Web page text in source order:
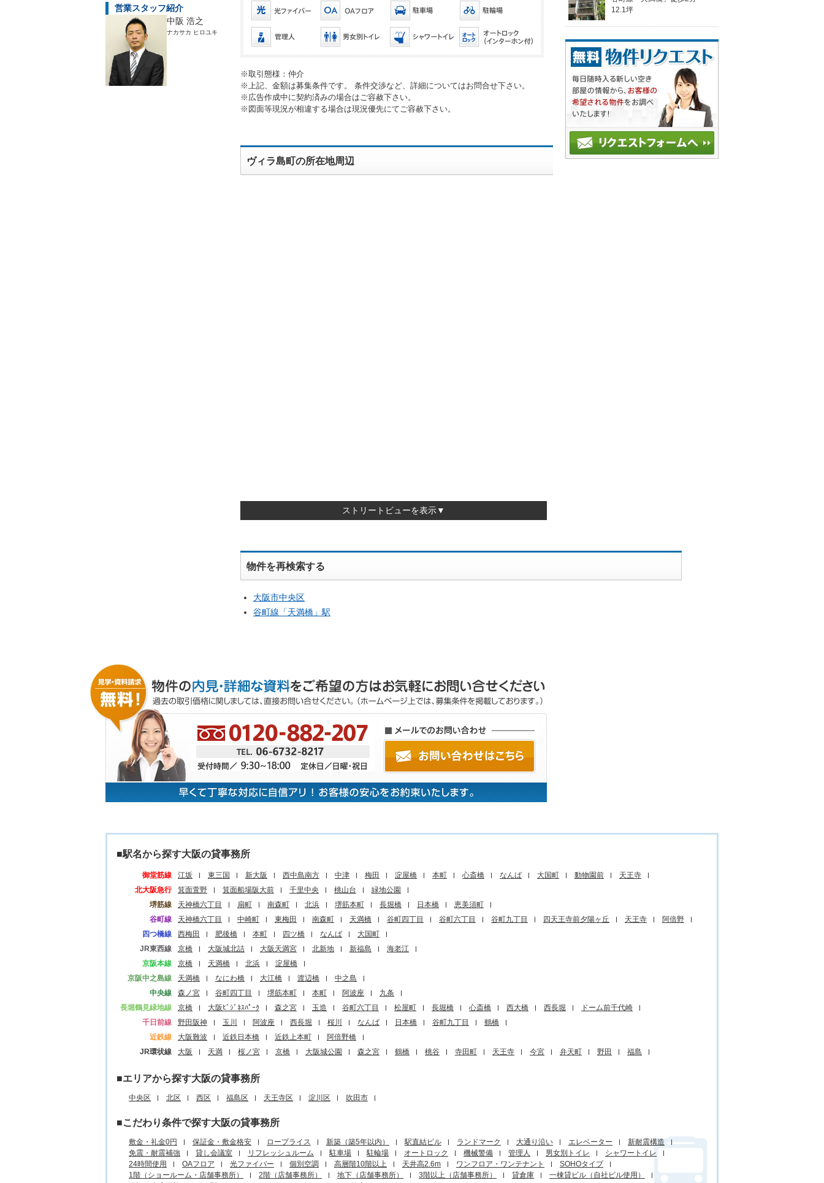
営業スタッフ紹介
中阪 浩之
ナカサカ ヒロユキ
※取引態様：仲介
※上記、金額は募集条件です。 条件交渉など、詳細についてはお問合せ下さい。
※広告作成中に契約済みの場合はご容赦下さい。
※図面等現況が相違する場合は現況優先にてご容赦下さい。
ヴィラ島町の所在地周辺
ストリートビューを表示▼
物件を再検索する
大阪市中央区
谷町線「天満橋 」駅
12.1坪
■駅名から探す大阪の貸事務所
御堂筋線 江坂 東三国 新大阪 西中島南方 中津 梅田 淀屋橋 本町 心斎橋 なんば 大国町 動物園前
天王寺
北大阪急行
箕面萱野 箕面船場阪大前 千里中央 桃山台
緑地公園
堺筋線
天神橋六丁目 扇町 南森町 北浜 堺筋本町 長堀橋 日本橋
恵美須町
谷町線
天神橋六丁目 中崎町 東梅田 南森町 天満橋 谷町四丁目 谷町六丁目 谷町九丁目 四天王寺前夕陽ヶ丘 天王寺
阿倍野
四つ橋線
西梅田 肥後橋 本町 四ツ橋 なんば
大国町
JR東西線
京橋 大阪城北詰 大阪天満宮 北新地 新福島
海老江
京阪本線
京橋 天満橋 北浜
淀屋橋
京阪中之島線
天満橋 なにわ橋 大江橋 渡辺橋
中之島
中央線
森ノ宮 谷町四丁目 堺筋本町 本町 阿波座
九条
長堀鶴見緑地線
京橋 大阪ﾋﾞｼﾞﾈｽﾊﾟｰｸ 森之宮 玉造 谷町六丁目 松屋町 長堀橋 心斎橋 西大橋 西長堀
ドーム前千代崎
千日前線
野田阪神 玉川 阿波座 西長堀 桜川 なんば 日本橋 谷町九丁目
鶴橋
近鉄線
大阪難波 近鉄日本橋 近鉄上本町
阿倍野橋
JR環状線
大阪 天満 桜ノ宮 京橋 大阪城公園 森之宮 鶴橋 桃谷 寺田町 天王寺 今宮 弁天町 野田 福島
■エリアから探す大阪の貸事務所
中央区 北区 西区 福島区 天王寺区 淀川区 吹田市
■こだわり条件で探す大阪の貸事務所
敷金・礼金0円 保証金・敷金格安 ロープライス 新築（築5年以内） 駅直結ビル ランドマーク 大通り沿い エレベーター
新耐震構造
免震・耐震補強
貸し会議室 リフレッシュルーム 駐車場 駐輪場 オートロック 機械警備 管理人 男女別トイレ
シャワートイレ
24時間使用
OAフロア 光ファイバー 個別空調 高層階10階以上 天井高2.6m ワンフロア・ワンテナント
SOHOタイプ
1階（ショールーム・店舗事務所）
2階（店舗事務所） 地下（店舗事務所） 3階以上（店舗事務所） 貸倉庫
一棟貸ビル（自社ビル使用）